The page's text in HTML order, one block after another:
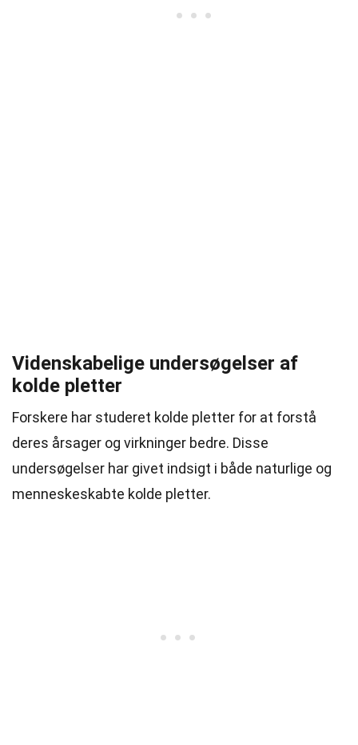
Videnskabelige undersøgelser af
kolde pletter
Forskere har studeret kolde pletter for at forstå
deres årsager og virkninger bedre. Disse
undersøgelser har givet indsigt i både naturlige og
menneskeskabte kolde pletter.